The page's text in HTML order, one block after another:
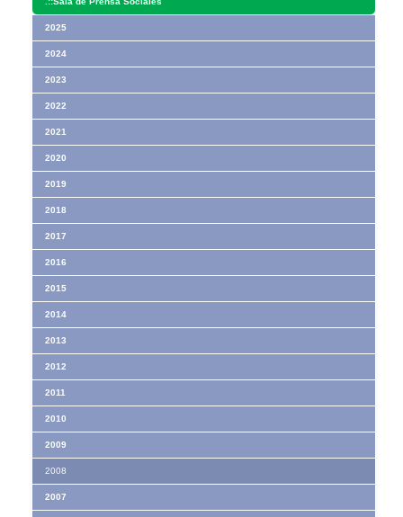
2025
2024
2023
2022
2021
2020
2019
2018
2017
2016
2015
2014
2013
2012
2011
2010
2009
2008
2007